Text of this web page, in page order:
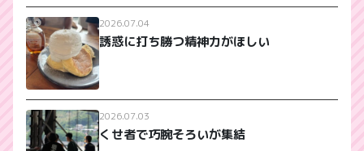
2026.07.04
誘惑に打ち勝つ精神力がほしい
2026.07.03
くせ者で巧腕そろいが集結